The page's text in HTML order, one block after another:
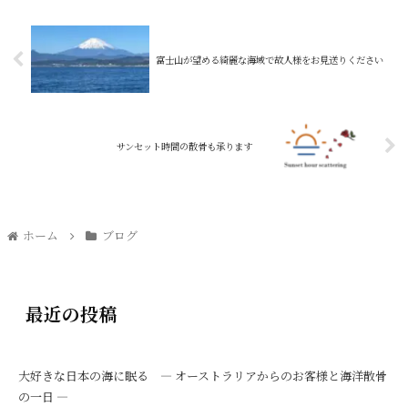
富士山が望める綺麗な海域で故人様をお見送りください
サンセット時間の散骨も承ります
ホーム ブログ
最近の投稿
大好きな日本の海に眠る ― オーストラリアからのお客様と海洋散骨
の一日 ―